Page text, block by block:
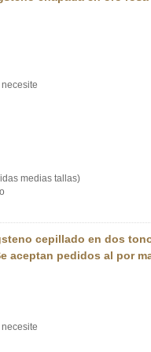
medias tallas)
cepillado en dos
aceptan pedidos al por